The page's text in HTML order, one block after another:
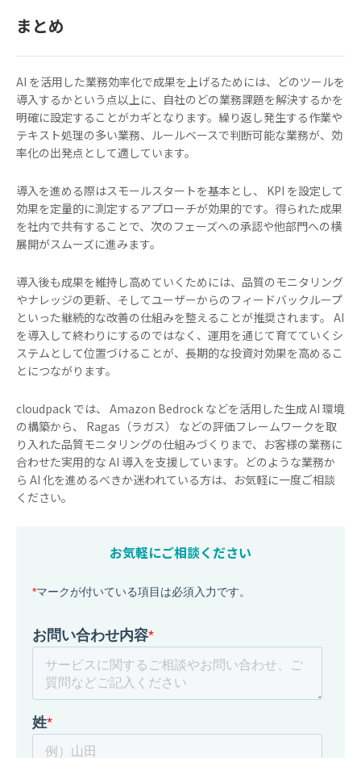
まとめ
AI を活用した業務効率化で成果を上げるためには、どのツールを
導入するかという点以上に、自社のどの業務課題を解決するかを
明確に設定することがカギとなります。繰り返し発生する作業や
テキスト処理の多い業務、ルールベースで判断可能な業務が、効
率化の出発点として適しています。
導入を進める際はスモールスタートを基本とし、 KPI を設定して
効果を定量的に測定するアプローチが効果的です。得られた成果
を社内で共有することで、次のフェーズへの承認や他部門への横
展開がスムーズに進みます。
導入後も成果を維持し高めていくためには、品質のモニタリング
やナレッジの更新、そしてユーザーからのフィードバックループ
といった継続的な改善の仕組みを整えることが推奨されます。 AI
を導入して終わりにするのではなく、運用を通じて育てていくシ
ステムとして位置づけることが、長期的な投資対効果を高めるこ
とにつながります。
cloudpack では、 Amazon Bedrock などを活用した生成 AI 環境
の構築から、 Ragas（ラガス） などの評価フレームワークを取
り入れた品質モニタリングの仕組みづくりまで、お客様の業務に
合わせた実用的な AI 導入を支援しています。どのような業務か
ら AI 化を進めるべきか迷われている方は、お気軽に一度ご相談
ください。
お気軽にご相談ください